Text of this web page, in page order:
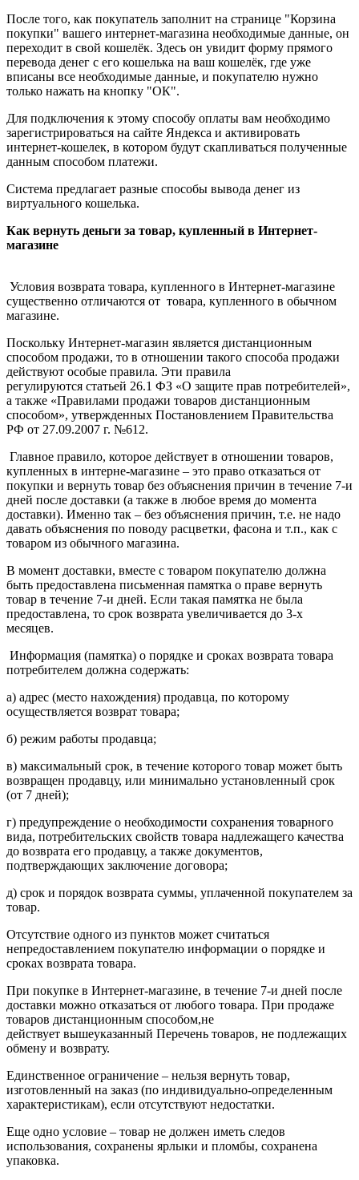
После того, как покупатель заполнит на странице "Корзина
покупки" вашего интернет-магазина необходимые данные, он
переходит в свой кошелёк. Здесь он увидит форму прямого
перевода денег с его кошелька на ваш кошелёк, где уже
вписаны все необходимые данные, и покупателю нужно
только нажать на кнопку "ОК".
Для подключения к этому способу оплаты вам необходимо
зарегистрироваться на сайте Яндекса и активировать
интернет-кошелек, в котором будут скапливаться полученные
данным способом платежи.
Система предлагает разные способы вывода денег из
виртуального кошелька.
Как вернуть деньги за товар, купленный в Интернет-
магазине
Условия возврата товара, купленного в Интернет-магазине
существенно отличаются от товара, купленного в обычном
магазине.
Поскольку Интернет-магазин является дистанционным
способом продажи, то в отношении такого способа продажи
действуют особые правила. Эти правила
регулируются статьей 26.1 ФЗ «О защите прав потребителей»,
а также «Правилами продажи товаров дистанционным
способом», утвержденных Постановлением Правительства
РФ от 27.09.2007 г. №612.
Главное правило, которое действует в отношении товаров,
купленных в интерне-магазине – это право отказаться от
покупки и вернуть товар без объяснения причин в течение 7-и
дней после доставки (а также в любое время до момента
доставки). Именно так – без объяснения причин, т.е. не надо
давать объяснения по поводу расцветки, фасона и т.п., как с
товаром из обычного магазина.
В момент доставки, вместе с товаром покупателю должна
быть предоставлена письменная памятка о праве вернуть
товар в течение 7-и дней. Если такая памятка не была
предоставлена, то срок возврата увеличивается до 3-х
месяцев.
Информация (памятка) о порядке и сроках возврата товара
потребителем должна содержать:
а) адрес (место нахождения) продавца, по которому
осуществляется возврат товара;
б) режим работы продавца;
в) максимальный срок, в течение которого товар может быть
возвращен продавцу, или минимально установленный срок
(от 7 дней);
г) предупреждение о необходимости сохранения товарного
вида, потребительских свойств товара надлежащего качества
до возврата его продавцу, а также документов,
подтверждающих заключение договора;
д) срок и порядок возврата суммы, уплаченной покупателем за
товар.
Отсутствие одного из пунктов может считаться
непредоставлением покупателю информации о порядке и
сроках возврата товара.
При покупке в Интернет-магазине, в течение 7-и дней после
доставки можно отказаться от любого товара. При продаже
товаров дистанционным способом,не
действует вышеуказанный Перечень товаров, не подлежащих
обмену и возврату.
Единственное ограничение – нельзя вернуть товар,
изготовленный на заказ (по индивидуально-определенным
характеристикам), если отсутствуют недостатки.
Еще одно условие – товар не должен иметь следов
использования, сохранены ярлыки и пломбы, сохранена
упаковка.